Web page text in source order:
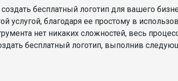
бесплатный логотип для вашего
услугой, благодаря ее простому в
нет никаких сложностей, весь
бесплатный логотип, выполнив